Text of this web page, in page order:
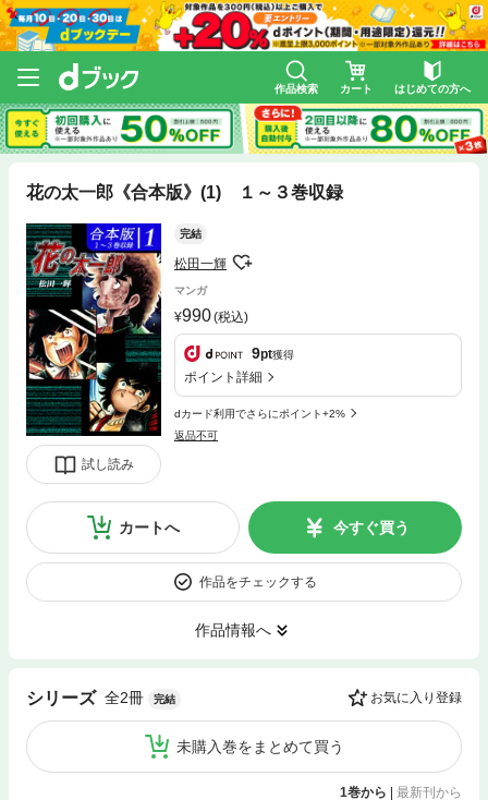
作品検索 カート はじめての方へ
花の太一郎《合本版》(1) １～３巻収録
試し読み
完結
松田一輝
マンガ
990(税込)
9pt獲得
ポイント詳細
dカード利用でさらにポイント+2%
返品不可
カートへ 今すぐ買う
作品をチェックする
作品情報へ
シリーズ 全2冊 完結 お気に入り登録
未購入巻をまとめて買う
1巻から 最新刊から